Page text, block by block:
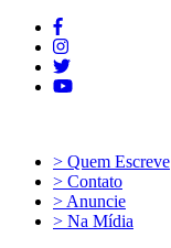
> Quem Escreve
> Contato
> Anuncie
> Na Mídia